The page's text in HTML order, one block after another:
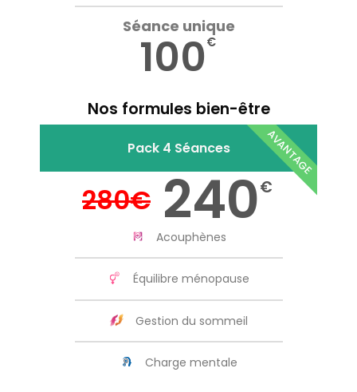
Séance unique
100€
Nos formules bien-être
Pack 4 Séances
280€ 240€
Acouphènes
Équilibre ménopause
Gestion du sommeil
Charge mentale
AVANTAGE